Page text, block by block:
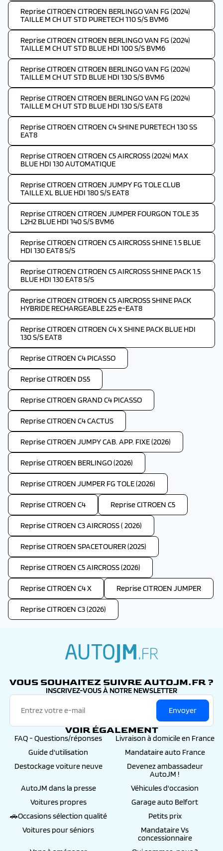
Reprise CITROEN CITROEN BERLINGO VAN FG (2024)
TAILLE M CH UT STD PURETECH 110 S/S BVM6
Reprise CITROEN CITROEN BERLINGO VAN FG (2024)
TAILLE M CH UT STD BLUE HDI 100 S/S BVM6
Reprise CITROEN CITROEN BERLINGO VAN FG (2024)
TAILLE M CH UT STD BLUE HDI 130 S/S BVM6
Reprise CITROEN CITROEN BERLINGO VAN FG (2024)
TAILLE M CH UT STD BLUE HDI 130 S/S EAT8
Reprise CITROEN CITROEN C4 SHINE PURETECH 130 SS
EAT8
Reprise CITROEN CITROEN C5 AIRCROSS (2024) MAX
BLUE HDI 130 AUTOMATIQUE
Reprise CITROEN CITROEN JUMPY FG TOLE CLUB
TAILLE XL BLUE HDI 180 S/S EAT8
Reprise CITROEN CITROEN JUMPER FOURGON TOLE 35
L2H2 BLUE HDI 140 S/S BVM6
Reprise CITROEN CITROEN C5 AIRCROSS SHINE 1.5 BLUE
HDI 130 EAT8 S/S
Reprise CITROEN CITROEN C5 AIRCROSS SHINE PACK 1.5
BLUE HDI 130 EAT8 S/S
Reprise CITROEN CITROEN C5 AIRCROSS SHINE PACK
HYBRIDE RECHARGEABLE 225 e-EAT8
Reprise CITROEN CITROEN C4 X SHINE PACK BLUE HDI
130 S/S EAT8
Reprise CITROEN C4 PICASSO
Reprise CITROEN DS5
Reprise CITROEN GRAND C4 PICASSO
Reprise CITROEN C4 CACTUS
Reprise CITROEN JUMPY CAB. APP. FIXE (2026)
Reprise CITROEN BERLINGO (2026)
Reprise CITROEN JUMPER FG TOLE (2026)
Reprise CITROEN C4 Reprise CITROEN C5
Reprise CITROEN C3 AIRCROSS ( 2026)
Reprise CITROEN SPACETOURER (2025)
Reprise CITROEN C5 AIRCROSS (2026)
Reprise CITROEN C4 X Reprise CITROEN JUMPER
Reprise CITROEN C3 (2026)
VOUS SOUHAITEZ SUIVRE AUTOJM.FR ?
INSCRIVEZ-VOUS À NOTRE NEWSLETTER
Envoyer
VOIR ÉGALEMENT
FAQ - Questions/réponses
Livraison à domicile en France
Guide d'utilisation
Mandataire auto France
Destockage voiture neuve
Devenez ambassadeur
AutoJM !
AutoJM dans la presse
Véhicules d'occasion
Voitures propres
Garage auto Belfort
🚗Occasions sélection qualité
Petits prix
Voitures pour séniors
Mandataire Vs
concessionnaire